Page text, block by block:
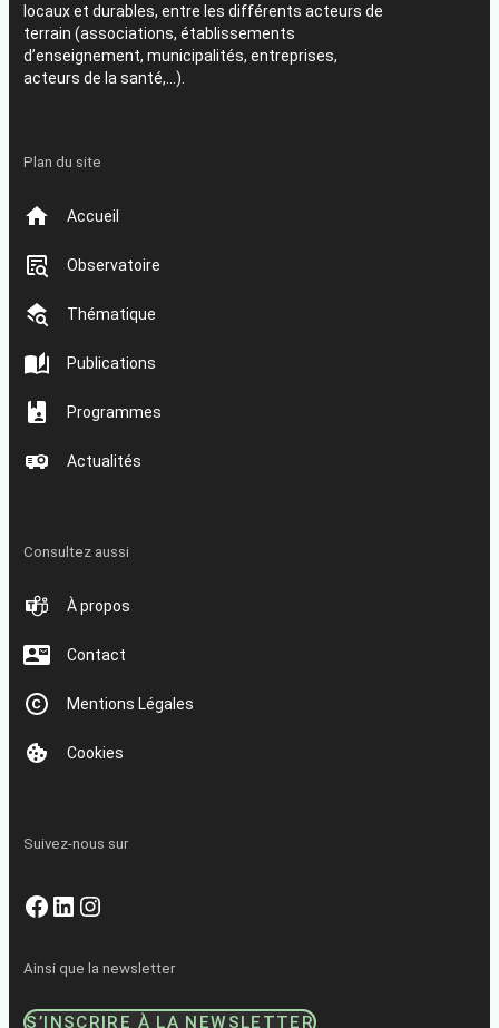
locaux et durables, entre les différents acteurs de
terrain (associations, établissements
d’enseignement, municipalités, entreprises,
acteurs de la santé,…).
Plan du site
Accueil
Observatoire
Thématique
Publications
Programmes
Actualités
Consultez aussi
À propos
Contact
Mentions Légales
Cookies
Suivez-nous sur
Facebook
LinkedIn
Instagram
Ainsi que la newsletter
S’INSCRIRE À LA NEWSLETTER